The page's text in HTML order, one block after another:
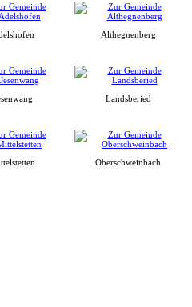
Althegnenberg
Landsberied
Oberschweinbach